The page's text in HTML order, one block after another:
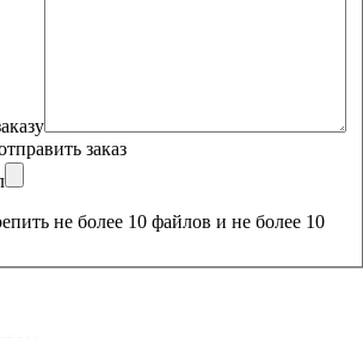
заказ
не более 10 файлов и не более 10